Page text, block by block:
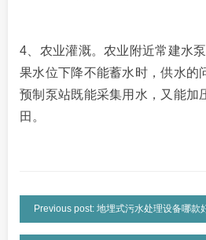
4、农业灌溉。农业附近常建水
果水位下降不能蓄水时，供水的
预制泵站既能采集用水，又能加
田。
Previous post: 地埋式污水处理设备哪款